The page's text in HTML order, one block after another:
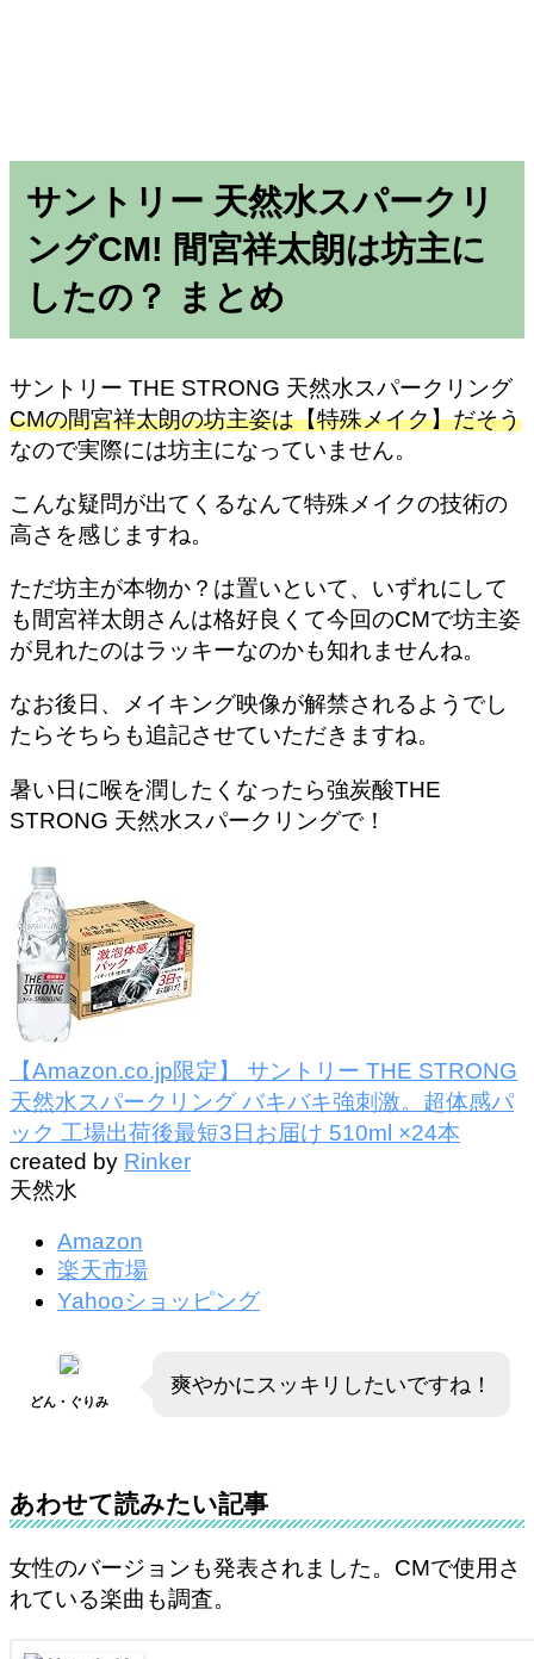
サントリー 天然水スパークリ
ングCM! 間宮祥太朗は坊主に
したの？ まとめ
サントリー THE STRONG 天然水スパークリング
CMの間宮祥太朗の坊主姿は【特殊メイク】だそう
なので実際には坊主になっていません。
こんな疑問が出てくるなんて特殊メイクの技術の
高さを感じますね。
ただ坊主が本物か？は置いといて、いずれにして
も間宮祥太朗さんは格好良くて今回のCMで坊主姿
が見れたのはラッキーなのかも知れませんね。
なお後日、メイキング映像が解禁されるようでし
たらそちらも追記させていただきますね。
暑い日に喉を潤したくなったら強炭酸THE
STRONG 天然水スパークリングで！
【Amazon.co.jp限定】 サントリー THE STRONG
天然水スパークリング バキバキ強刺激。超体感パ
ック 工場出荷後最短3日お届け 510ml ×24本
created by Rinker
天然水
Amazon
楽天市場
Yahooショッピング
どん・ぐりみ
爽やかにスッキリしたいですね！
あわせて読みたい記事
女性のバージョンも発表されました。CMで使用さ
れている楽曲も調査。